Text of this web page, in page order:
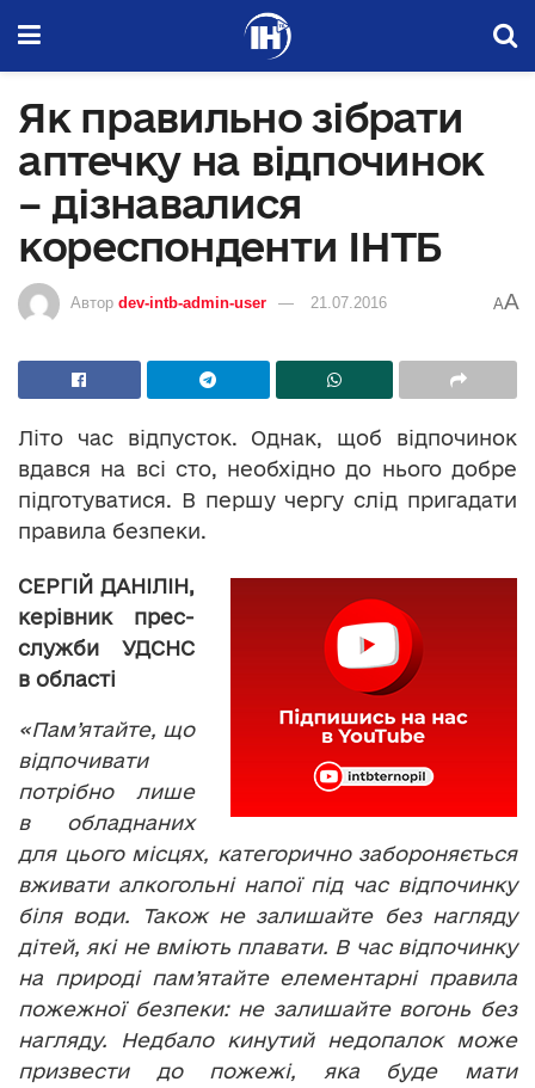
Як правильно зібрати
аптечку на відпочинок
– дізнавалися
кореспонденти ІНТБ
Автор dev-intb-admin-user 21.07.2016 AA
Літо час відпусток. Однак, щоб відпочинок
вдався на всі сто, необхідно до нього добре
підготуватися. В першу чергу слід пригадати
правила безпеки.
СЕРГІЙ ДАНІЛІН,
керівник прес-
служби УДСНС
в області
«Пам’ятайте, що
відпочивати
потрібно лише
в обладнаних
для цього місцях, категорично забороняється
вживати алкогольні напої під час відпочинку
біля води. Також не залишайте без нагляду
дітей, які не вміють плавати. В час відпочинку
на природі пам’ятайте елементарні правила
пожежної безпеки: не залишайте вогонь без
нагляду. Недбало кинутий недопалок може
призвести до пожежі, яка буде мати